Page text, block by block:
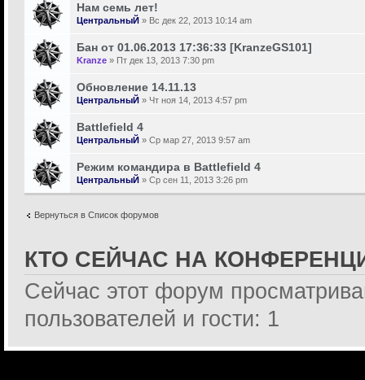
Нам семь лет!
ЦентральныЙ » Вс дек 22, 2013 10:14 am
Бан от 01.06.2013 17:36:33 [KranzeGS101]
Kranze » Пт дек 13, 2013 7:30 pm
Обновление 14.11.13
ЦентральныЙ » Чт ноя 14, 2013 4:57 pm
Battlefield 4
ЦентральныЙ » Ср мар 27, 2013 9:57 am
Режим командира в Battlefield 4
ЦентральныЙ » Ср сен 11, 2013 3:26 pm
Вернуться в Список форумов
КТО СЕЙЧАС НА
Сейчас этот форум
пользователей и гости: 1